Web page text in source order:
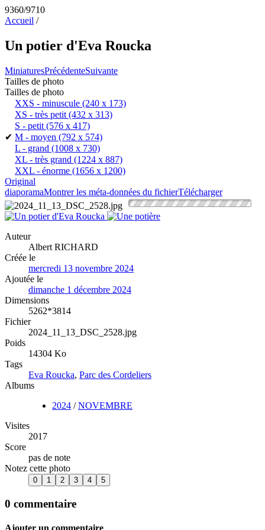
9360/9710
Accueil /
Un potier d'Eva Roucka
MiniaturesPrécédenteSuivante
Tailles de photo
Tailles de photo
XXS - minuscule (240 x 173)
XS - très petit (432 x 313)
S - petit (576 x 417)
✔ M - moyen (792 x 574)
L - grand (1008 x 730)
XL - très grand (1224 x 887)
XXL - énorme (1656 x 1200)
Original
diaporamaMontrer les méta-données du fichierTélécharger
Auteur
Albert RICHARD
Créée le
mercredi 13 novembre 2024
Ajoutée le
dimanche 1 décembre 2024
Dimensions
5262*3814
Fichier
2024_11_13_DSC_2528.jpg
Poids
14304 Ko
Tags
Eva Roucka, Parc des Cordeliers
Albums
2024 /NOVEMBRE
Visites
2017
Score
pas de note
Notez cette photo
0 commentaire
Ajouter un commentaire